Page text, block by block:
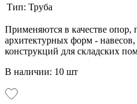
Тип: Труба
Применяются в качестве опор,
архитектурных форм -
конструкций для складских
В наличии: 10 шт